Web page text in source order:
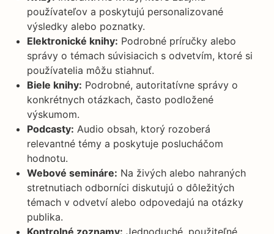
používateľov a poskytujú personalizované
výsledky alebo poznatky.
Elektronické knihy: Podrobné príručky alebo
správy o témach súvisiacich s odvetvím, ktoré si
používatelia môžu stiahnuť.
Biele knihy: Podrobné, autoritatívne správy o
konkrétnych otázkach, často podložené
výskumom.
Podcasty: Audio obsah, ktorý rozoberá
relevantné témy a poskytuje poslucháčom
hodnotu.
Webové semináre: Na živých alebo nahraných
stretnutiach odborníci diskutujú o dôležitých
témach v odvetví alebo odpovedajú na otázky
publika.
Kontrolné zoznamy: Jednoduché, použiteľné